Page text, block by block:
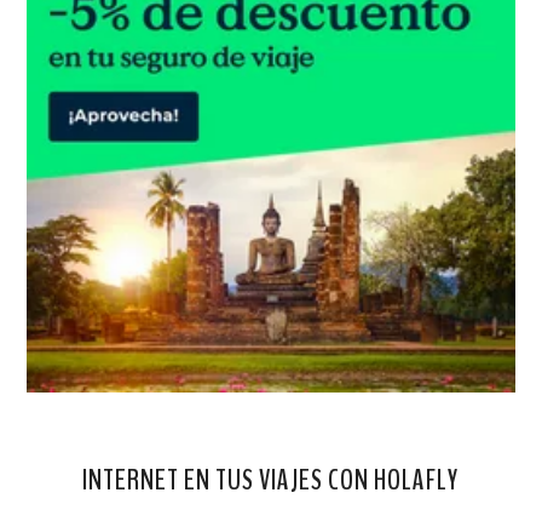
INTERNET EN TUS VIAJES CON HOLAFLY